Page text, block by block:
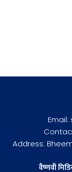
Address:
वैष्णवी